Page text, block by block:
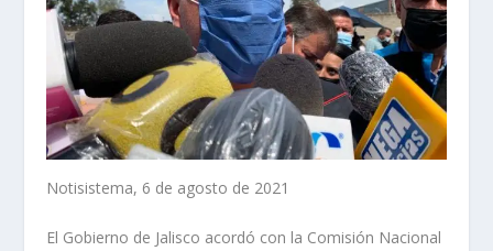
Notisistema, 6 de agosto de 2021
El Gobierno de Jalisco acordó con la Comisión Nacional